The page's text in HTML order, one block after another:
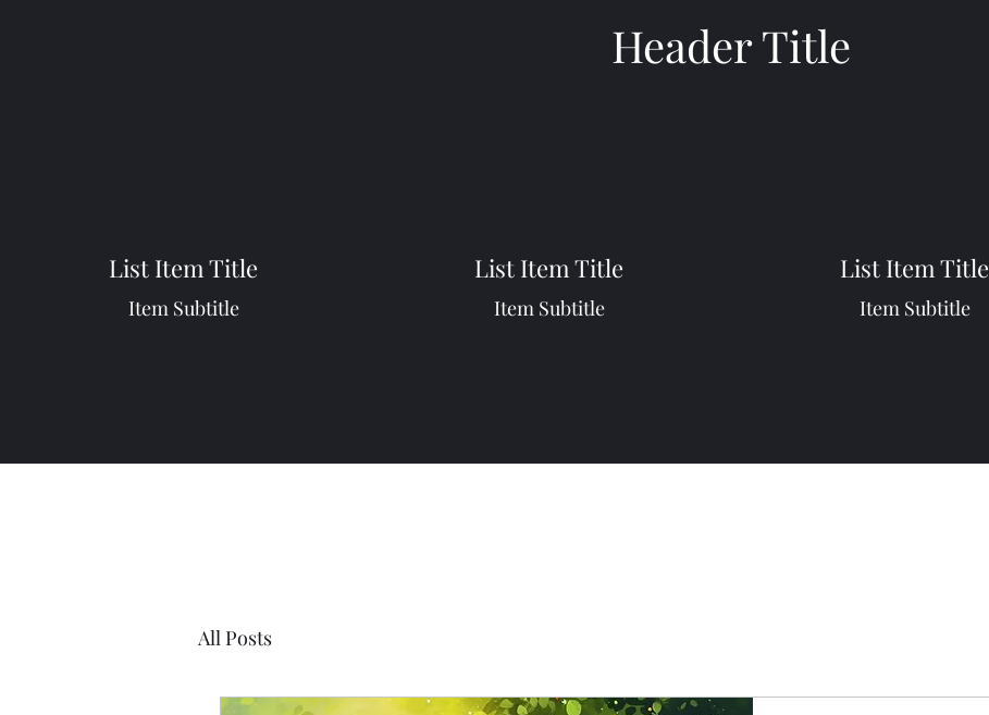
Header Title
List Item Title
Item Subtitle
List Item Title
Item Subtitle
List Item Title
Item Subtitle
All Posts